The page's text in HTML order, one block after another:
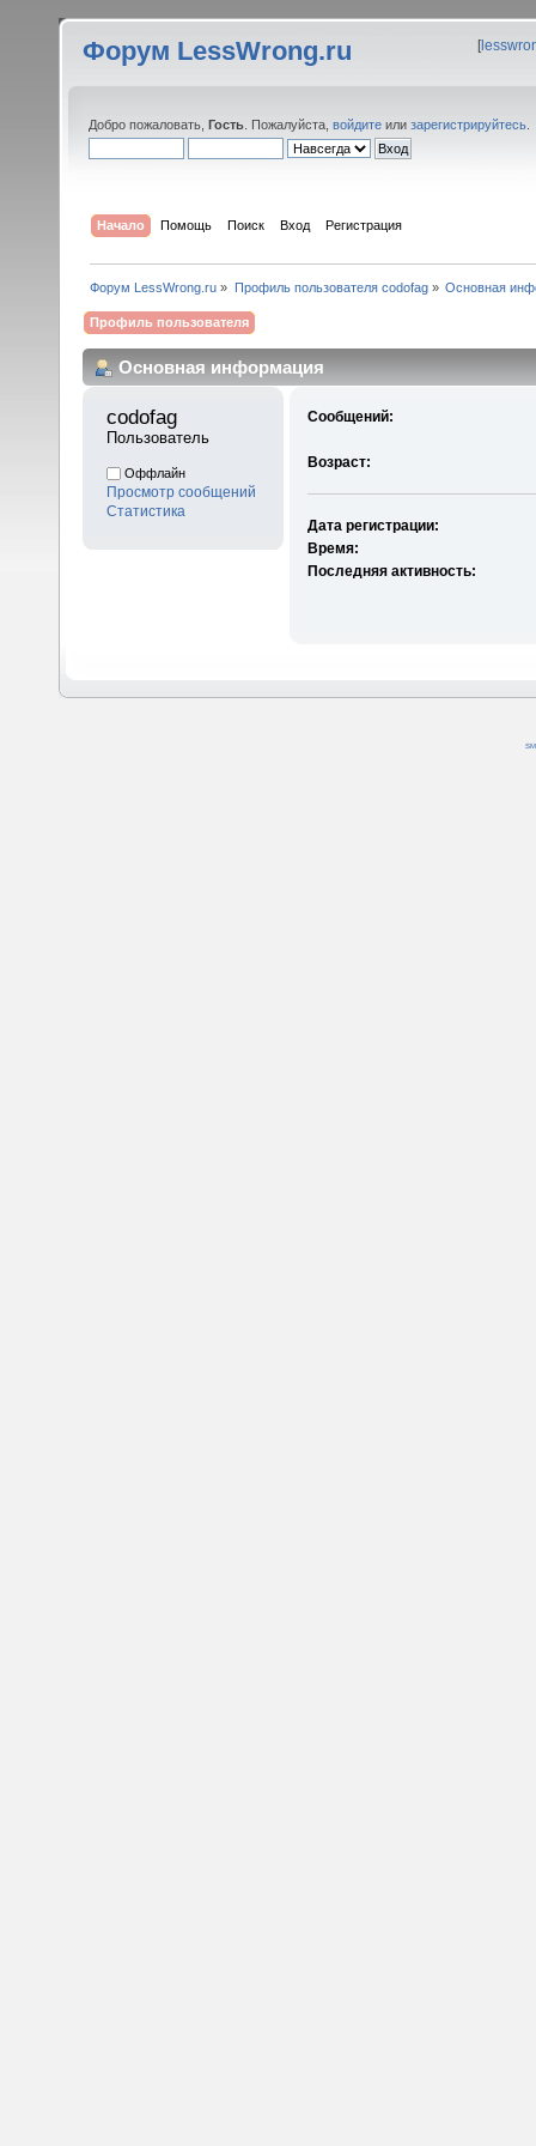
Форум LessWrong.ru [
Добро пожаловать, Гость . Пожалуйста, войдите или зарегистрируйтесь
Начало Помощь Поиск Вход Регистрация
Форум LessWrong.ru » Профиль пользователя codofag» Основная
Профиль пользователя
Основная информация
codofag
Пользователь
Оффлайн
Просмотр сообщений
Статистика
Сообщений:
Возраст:
Дата регистрации:
Время:
Последняя активность: